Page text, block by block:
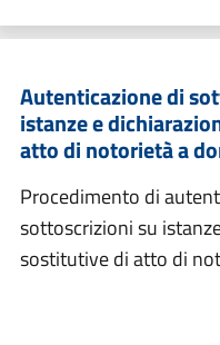
Autenticazione di
istanze e
atto di notorietà a
Procedimento di
sottoscrizioni su
sostitutive di atto di